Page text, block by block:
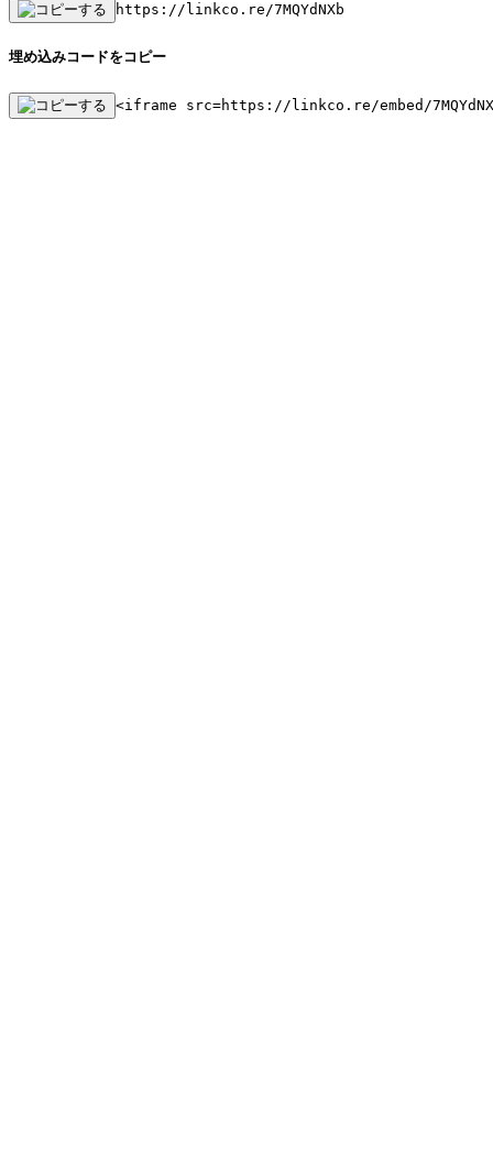
https://linkco.re/7MQYdNXb
埋め込みコードをコピー
<iframe src=https://linkco.re/embed/